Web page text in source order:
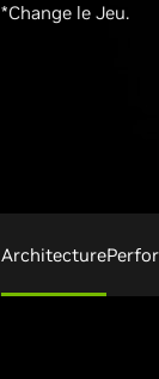
*Change le Jeu.
Architecture